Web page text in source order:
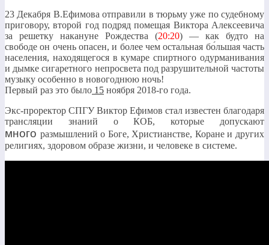
23 Декабря В.Ефимова отправили в тюрьму уже по судебному
приговору, второй год подряд помещая Виктора Алексеевича
за решетку накануне Рождества (20:20) — как будто на
свободе он очень опасен, и более чем остальная бо́льшая часть
населения, находящегося в кумаре спиртного одурманивания
и дымке сигаретного непросвета под разрушительной частоты
музыку особенно в новогоднюю ночь!
Первый раз это было 15 ноября 2018-го года.
Экс-проректор СПГУ Виктор Ефимов стал известен благодаря
трансляции знаний о КОБ, которые допускают
много размышлений о Боге, Христианстве, Коране и других
религиях, здоровом образе жизни, и человеке в системе.